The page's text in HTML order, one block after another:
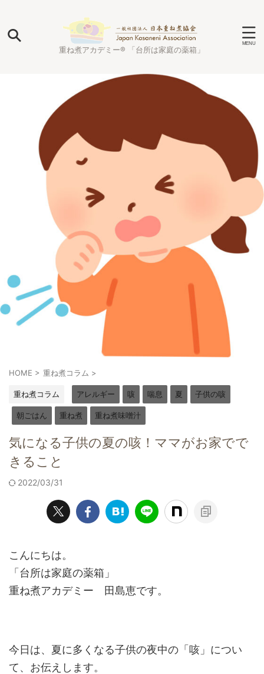
重ね煮アカデミー® 「台所は家庭の薬箱」
HOME > 重ね煮コラム >
重ね煮コラム アレルギー 咳 喘息 夏 子供の咳
朝ごはん 重ね煮 重ね煮味噌汁
気になる子供の夏の咳！ママがお家でで
きること
2022/03/31
こんにちは。
「台所は家庭の薬箱」
重ね煮アカデミー 田島恵です。
今日は、夏に多くなる子供の夜中の「咳」につい
て、お伝えします。